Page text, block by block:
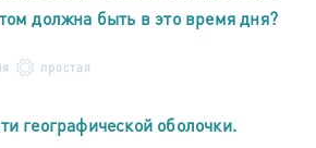
должна быть в это время дня?
простая
географической оболочки.